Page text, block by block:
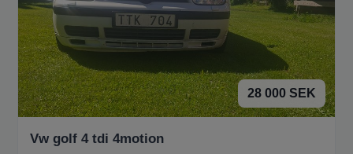
28 000 SEK
Vw golf 4 tdi 4motion